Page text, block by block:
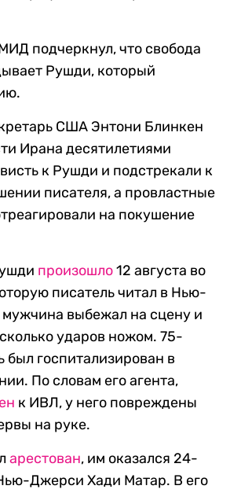
подчеркнул, что свобода
Рушди, который
США Энтони Блинкен
Ирана десятилетиями
к Рушди и подстрекали к
писателя, а провластные
на покушение
произошло12 августа во
писатель читал в Нью-
выбежал на сцену и
ударов ножом. 75-
был госпитализирован в
По словам его агента,
к ИВЛ, у него повреждены
на руке.
арестован, им оказался 24-
Джерси Хади Матар. В его